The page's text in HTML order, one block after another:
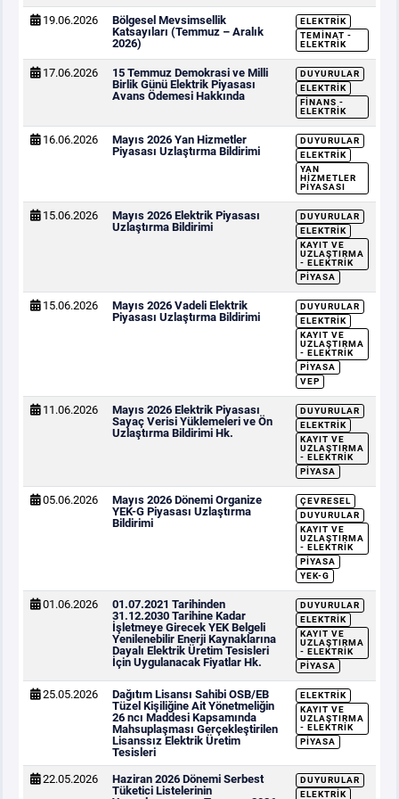
19.06.2026
Bölgesel Mevsimsellik
Katsayıları (Temmuz – Aralık
2026)
ELEKTRIK
TEMINAT -
ELEKTRIK
17.06.2026
15 Temmuz Demokrasi ve Milli
Birlik Günü Elektrik Piyasası
Avans Ödemesi Hakkında
DUYURULAR
ELEKTRIK
FINANS -
ELEKTRIK
16.06.2026
Mayıs 2026 Yan Hizmetler
Piyasası Uzlaştırma Bildirimi
DUYURULAR
ELEKTRIK
YAN
HIZMETLER
PIYASASI
15.06.2026
Mayıs 2026 Elektrik Piyasası
Uzlaştırma Bildirimi
DUYURULAR
ELEKTRIK
KAYIT VE
UZLAŞTIRMA
- ELEKTRIK
PIYASA
15.06.2026
Mayıs 2026 Vadeli Elektrik
Piyasası Uzlaştırma Bildirimi
DUYURULAR
ELEKTRIK
KAYIT VE
UZLAŞTIRMA
- ELEKTRIK
PIYASA
VEP
11.06.2026
Mayıs 2026 Elektrik Piyasası
Sayaç Verisi Yüklemeleri ve Ön
Uzlaştırma Bildirimi Hk.
DUYURULAR
ELEKTRIK
KAYIT VE
UZLAŞTIRMA
- ELEKTRIK
PIYASA
05.06.2026
Mayıs 2026 Dönemi Organize
YEK-G Piyasası Uzlaştırma
Bildirimi
ÇEVRESEL
DUYURULAR
KAYIT VE
UZLAŞTIRMA
- ELEKTRIK
PIYASA
YEK-G
01.06.2026
01.07.2021 Tarihinden
31.12.2030 Tarihine Kadar
İşletmeye Girecek YEK Belgeli
Yenilenebilir Enerji Kaynaklarına
Dayalı Elektrik Üretim Tesisleri
İçin Uygulanacak Fiyatlar Hk.
DUYURULAR
ELEKTRIK
KAYIT VE
UZLAŞTIRMA
- ELEKTRIK
PIYASA
25.05.2026
Dağıtım Lisansı Sahibi OSB/EB
Tüzel Kişiliğine Ait Yönetmeliğin
26 ncı Maddesi Kapsamında
Mahsuplaşması Gerçekleştirilen
Lisanssız Elektrik Üretim
Tesisleri
ELEKTRIK
KAYIT VE
UZLAŞTIRMA
- ELEKTRIK
PIYASA
22.05.2026
Haziran 2026 Dönemi Serbest
Tüketici Listelerinin
DUYURULAR
ELEKTRIK